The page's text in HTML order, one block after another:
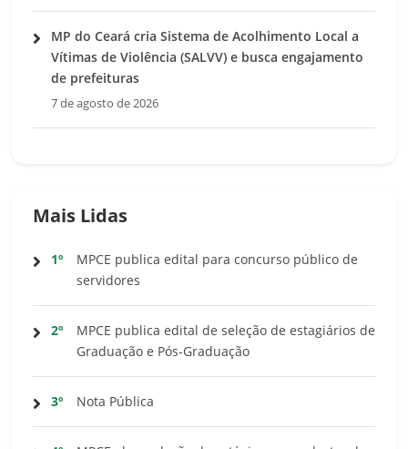
MP do Ceará cria Sistema de Acolhimento Local a
Vítimas de Violência (SALVV) e busca engajamento
de prefeituras
7 de agosto de 2026
Mais Lidas
1º
MPCE publica edital para concurso público de
servidores
2º
MPCE publica edital de seleção de estagiários de
Graduação e Pós-Graduação
3º Nota Pública